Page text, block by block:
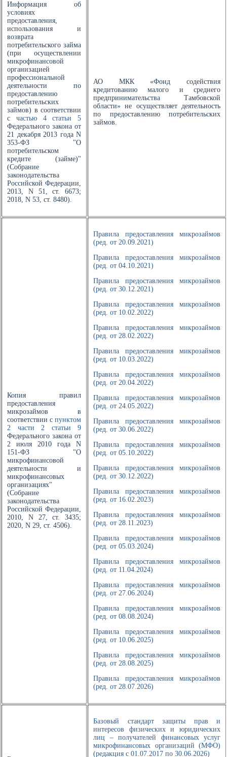
Информация об
условиях
предоставления,
использования и
возврата
потребительского займа
(при осуществлении
микрофинансовой
организацией
профессиональной
деятельности по
предоставлению
потребительских
займов) в соответствии
с частью 4 статьи 5
Федерального закона от
21 декабря 2013 года N
353-ФЗ "О
потребительском
кредите (займе)"
(Собрание
законодательства
Российской Федерации,
2013, N 51, ст. 6673;
2018, N 53, ст. 8480).
АО МКК «Фонд содействия
кредитованию малого и среднего
предпринимательства Тамбовской
области» не осуществляет деятельность
по предоставлению потребительских
займов.
Копия правил
предоставления
микрозаймов в
соответствии с пунктом
2 части 2 статьи 9
Федерального закона от
2 июля 2010 года N
151-ФЗ "О
микрофинансовой
деятельности и
микрофинансовых
организациях"
(Собрание
законодательства
Российской Федерации,
2010, N 27, ст. 3435;
2020, N 29, ст. 4506).
Правила предоставления микрозаймов
(ред. от 20.09.2021)
Правила предоставления микрозаймов
(ред. от 04.10.2021)
Правила предоставления микрозаймов
(ред. от 30.12.2021)
Правила предоставления микрозаймов
(ред. от 10.02.2022)
Правила предоставления микрозаймов
(ред. от 28.02.2022)
Правила предоставления микрозаймов
(ред. от 10.03.2022)
Правила предоставления микрозаймов
(ред. от 20.04.2022)
Правила предоставления микрозаймов
(ред. от 24.05.2022)
Правила предоставления микрозаймов
(ред. от 30.06.2022)
Правила предоставления микрозаймов
(ред. от 05.10.2022)
Правила предоставления микрозаймов
(ред. от 30.12.2022)
Правила предоставления микрозаймов
(ред. от 16.02.2023)
Правила предоставления микрозаймов
(ред. от 28.11.2023)
Правила предоставления микрозаймов
(ред. от 05.03.2024)
Правила предоставления микрозаймов
(ред. от 11.04.2024)
Правила предоставления микрозаймов
(ред. от 27.06.2024)
Правила предоставления микрозаймов
(ред. от 08.08.2024)
Правила предоставления микрозаймов
(ред. от 10.06.2025)
Правила предоставления микрозаймов
(ред. от 28.08.2025)
Правила предоставления микрозаймов
(ред. от 28.07.2026)
Базовый стандарт защиты прав и
интересов физических и юридических
лиц – получателей финансовых услуг
микрофинансовых организаций (МФО)
(редакция с 01.07.2017 по 30.06.2026)